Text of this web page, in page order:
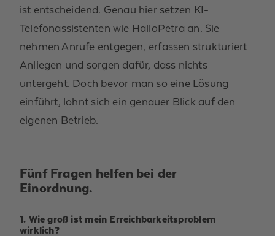
ist entscheidend. Genau hier setzen KI-
Telefonassistenten wie HalloPetra an. Sie
nehmen Anrufe entgegen, erfassen strukturiert
Anliegen und sorgen dafür, dass nichts
untergeht. Doch bevor man so eine Lösung
einführt, lohnt sich ein genauer Blick auf den
eigenen Betrieb.
Fünf Fragen helfen bei der
Einordnung.
1. Wie groß ist mein Erreichbarkeitsproblem
wirklich?